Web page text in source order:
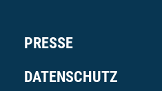
PRESSE
DATENSCHUTZ